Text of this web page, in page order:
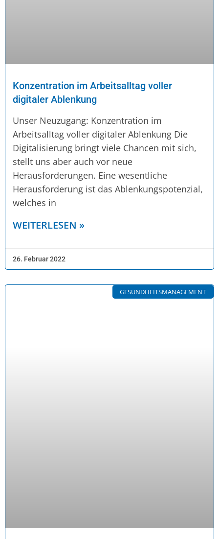
Konzentration im Arbeitsalltag voller
digitaler Ablenkung
Unser Neuzugang: Konzentration im
Arbeitsalltag voller digitaler Ablenkung Die
Digitalisierung bringt viele Chancen mit sich,
stellt uns aber auch vor neue
Herausforderungen. Eine wesentliche
Herausforderung ist das Ablenkungspotenzial,
welches in
WEITERLESEN »
26. Februar 2022
GESUNDHEITSMANAGEMENT